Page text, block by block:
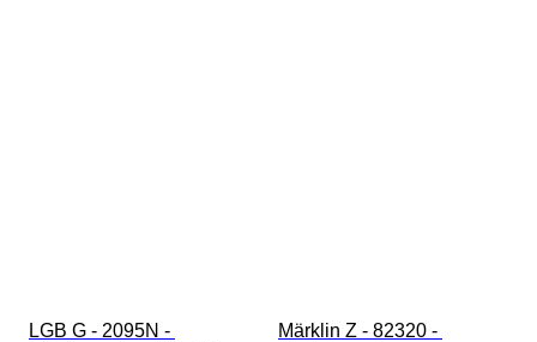
LGB G - 2095N -
Märklin Z - 82320 -